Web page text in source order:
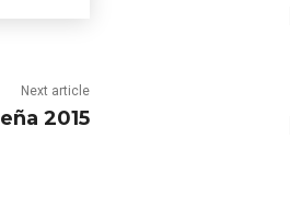
Next article
2015